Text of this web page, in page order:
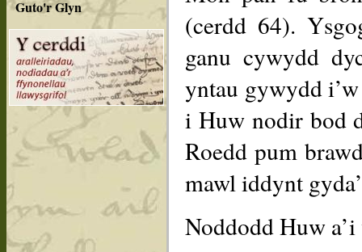
Guto'r Glyn
(cerdd 64).
ganu cywydd
yntau gywydd
i Huw nodir bod
Roedd pum
mawl iddynt
Noddodd Huw